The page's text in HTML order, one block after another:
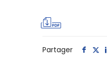
Partager